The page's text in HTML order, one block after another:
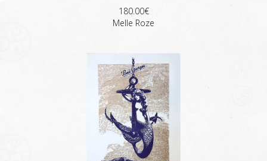
180.00€
Melle Roze